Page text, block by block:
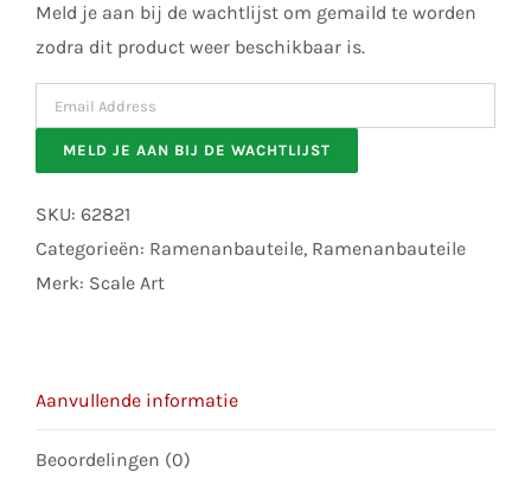
Meld je aan bij de wachtlijst om gemaild te worden
zodra dit product weer beschikbaar is.
Enter
your
email
address
to
this
MELD JE AAN BIJ DE WACHTLIJST
SKU: 62821
Categorieën: Ramenanbauteile, Ramenanbauteile
Merk: Scale Art
Aanvullende informatie
Beoordelingen (0)